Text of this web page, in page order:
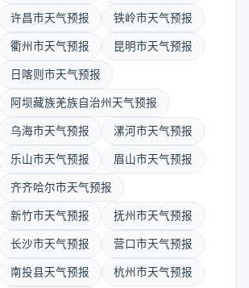
许昌市天气预报 铁岭市天气预报
衢州市天气预报 昆明市天气预报
日喀则市天气预报
阿坝藏族羌族自治州天气预报
乌海市天气预报 漯河市天气预报
乐山市天气预报 眉山市天气预报
齐齐哈尔市天气预报
新竹市天气预报 抚州市天气预报
长沙市天气预报 营口市天气预报
南投县天气预报 杭州市天气预报